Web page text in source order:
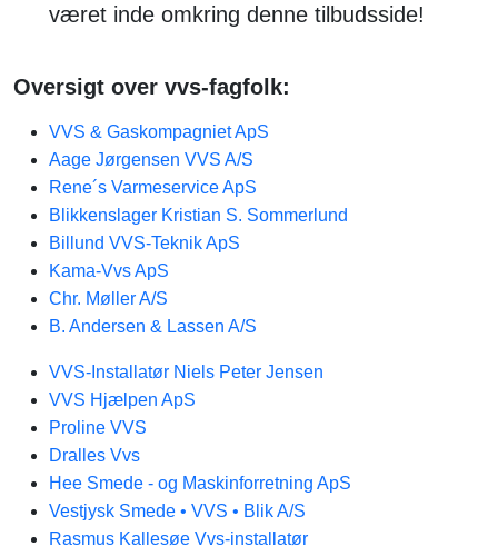
været inde omkring denne tilbudsside!
Oversigt over vvs-fagfolk:
VVS & Gaskompagniet ApS
Aage Jørgensen VVS A/S
Rene´s Varmeservice ApS
Blikkenslager Kristian S. Sommerlund
Billund VVS-Teknik ApS
Kama-Vvs ApS
Chr. Møller A/S
B. Andersen & Lassen A/S
VVS-Installatør Niels Peter Jensen
VVS Hjælpen ApS
Proline VVS
Dralles Vvs
Hee Smede - og Maskinforretning ApS
Vestjysk Smede • VVS • Blik A/S
Rasmus Kallesøe Vvs-installatør